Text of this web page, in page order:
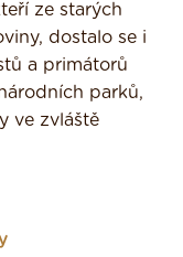
ze starých
dostalo se i
a primátorů
parků,
ve zvláště